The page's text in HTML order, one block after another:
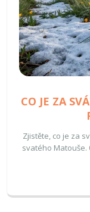
CO JE ZA
Zjistěte, co je za
svatého Matouše.